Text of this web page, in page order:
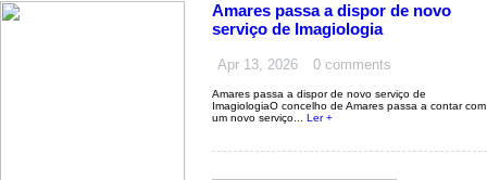
Amares passa a dispor de novo
serviço de Imagiologia
Apr 13, 2026 0 comments
Amares passa a dispor de novo serviço de
ImagiologiaO concelho de Amares passa a contar com
um novo serviço... Ler +